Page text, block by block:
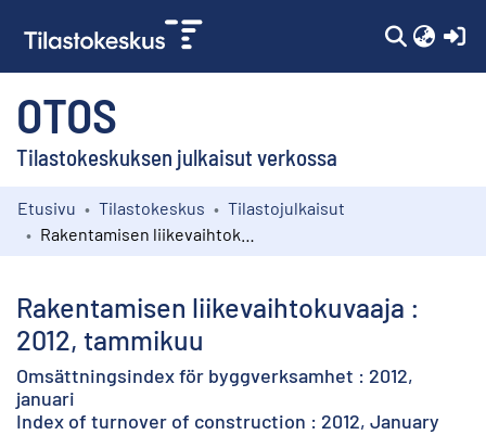
OTOS
Tilastokeskuksen julkaisut verkossa
Kokoelmat
Etusivu Tilastokeskus
Tilastojulkaisut
Rakentamisen liikevaihtokuvaaja :
2012, tammikuu
Omsättningsindex för byggverksamhet : 2012,
januari
Index of turnover of construction : 2012, January